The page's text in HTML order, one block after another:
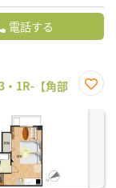
電話する
・1R-【角部
に入